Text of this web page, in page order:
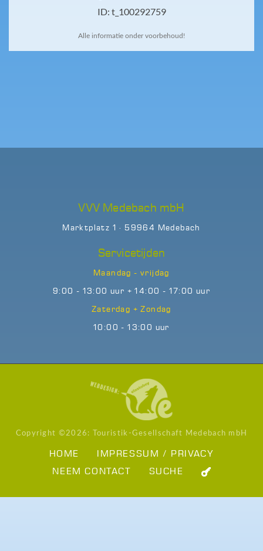
Alle informatie onder voorbehoud!
VVV Medebach mbH
Marktplatz 1 · 59964 Medebach
Servicetijden
Maandag - vrijdag
9:00 - 13:00 uur + 14:00 - 17:00 uur
Zaterdag + Zondag
10:00 - 13:00 uur
Copyright ©2026: Touristik-Gesellschaft Medebach mbH
HOME
IMPRESSUM / PRIVACY
NEEM CONTACT
SUCHE